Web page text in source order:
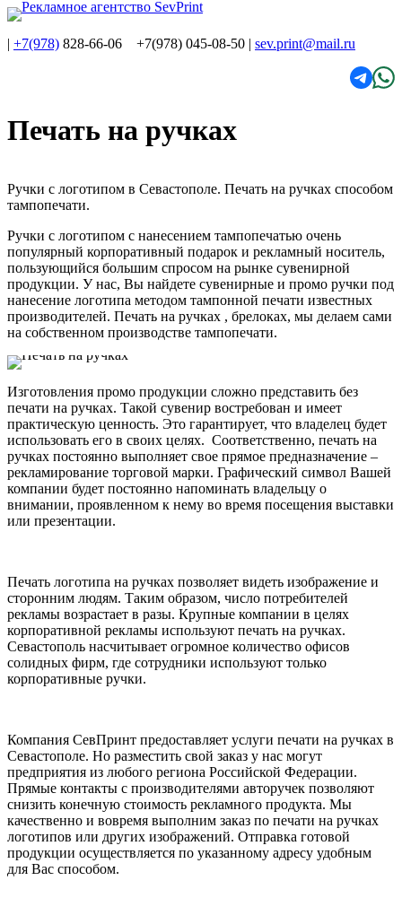
| +7(978) 828-66-06 +7(978) 045-08-50 | sev.print@mail.ru
Печать на ручках
Ручки с логотипом в Севастополе. Печать на ручках способом
тампопечати.
Ручки с логотипом с нанесением тампопечатью очень
популярный корпоративный подарок и рекламный носитель,
пользующийся большим спросом на рынке сувенирной
продукции. У нас, Вы найдете сувенирные и промо ручки под
нанесение логотипа методом тампонной печати известных
производителей. Печать на ручках , брелоках, мы делаем сами
на собственном производстве тампопечати.
Изготовления промо продукции сложно представить без
печати на ручках. Такой сувенир востребован и имеет
практическую ценность. Это гарантирует, что владелец будет
использовать его в своих целях. Соответственно, печать на
ручках постоянно выполняет свое прямое предназначение –
рекламирование торговой марки. Графический символ Вашей
компании будет постоянно напоминать владельцу о
внимании, проявленном к нему во время посещения выставки
или презентации.
Печать логотипа на ручках позволяет видеть изображение и
сторонним людям. Таким образом, число потребителей
рекламы возрастает в разы. Крупные компании в целях
корпоративной рекламы используют печать на ручках.
Севастополь насчитывает огромное количество офисов
солидных фирм, где сотрудники используют только
корпоративные ручки.
Компания СевПринт предоставляет услуги печати на ручках в
Севастополе. Но разместить свой заказ у нас могут
предприятия из любого региона Российской Федерации.
Прямые контакты с производителями авторучек позволяют
снизить конечную стоимость рекламного продукта. Мы
качественно и вовремя выполним заказ по печати на ручках
логотипов или других изображений. Отправка готовой
продукции осуществляется по указанному адресу удобным
для Вас способом.